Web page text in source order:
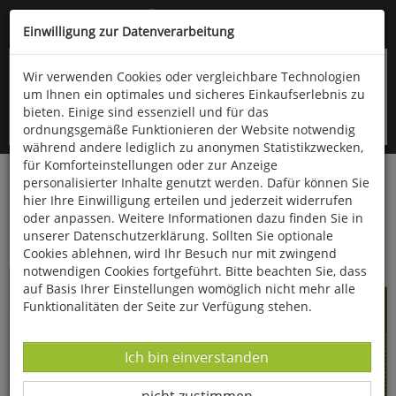
Kompletten Head der Seite überspringen
oder (06766) 9323-960
Startseite Bücher Literatur Diverses
Mark Twain - Große Werke in 3 Bänden
Einwilligung zur Datenverarbeitung
Wir verwenden Cookies oder vergleichbare Technologien
um Ihnen ein optimales und sicheres Einkaufserlebnis zu
bieten. Einige sind essenziell und für das
ordnungsgemäße Funktionieren der Website notwendig
während andere lediglich zu anonymen Statistikzwecken,
für Komforteinstellungen oder zur Anzeige
personalisierter Inhalte genutzt werden. Dafür können Sie
hier Ihre Einwilligung erteilen und jederzeit widerrufen
oder anpassen. Weitere Informationen dazu finden Sie in
unserer Datenschutzerklärung. Sollten Sie optionale
Cookies ablehnen, wird Ihr Besuch nur mit zwingend
notwendigen Cookies fortgeführt. Bitte beachten Sie, dass
auf Basis Ihrer Einstellungen womöglich nicht mehr alle
Funktionalitäten der Seite zur Verfügung stehen.
Datenverarbeitung -
Ich bin einverstanden